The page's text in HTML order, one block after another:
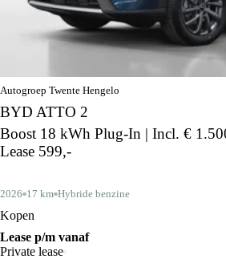
Autogroep Twente Hengelo
BYD ATTO 2
Boost 18 kWh Plug-In | Incl. €
Lease 599,-
2026 17 km Hybride benzine
Kopen
Lease p/m vanaf
Private lease